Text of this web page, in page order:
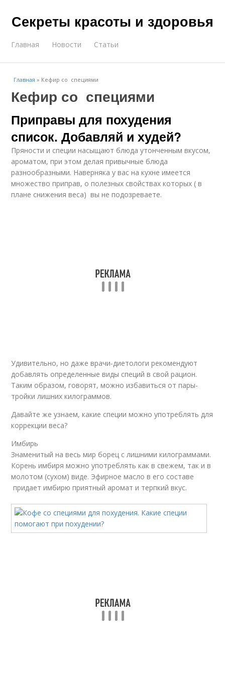
Секреты красоты и здоровья
Главная Новости Статьи
Главная » Кефир со специями
Кефир со специями
Приправы для похудения
список. Добавляй и худей?
Пряности и специи насыщают блюда утонченным вкусом,
ароматом, при этом делая привычные блюда
разнообразными. Наверняка у вас на кухне имеется
множество приправ, о полезных свойствах которых ( в
плане снижения веса) вы не подозреваете.
Удивительно, но даже врачи-диетологи рекомендуют
добавлять определенные виды специй в свой рацион.
Таким образом, говорят, можно избавиться от пары-
тройки лишних килограммов.
Давайте же узнаем, какие специи можно употреблять для
коррекции веса?
Имбирь
Знаменитый на весь мир борец с лишними килограммами.
Корень имбиря можно употреблять как в свежем, так и в
молотом (сухом) виде. Эфирное масло в его составе
придает имбирю приятный аромат и терпкий вкус.